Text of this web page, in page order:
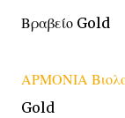
Βραβείο Gold
ΑΡΜΟΝΙΑ
Gold